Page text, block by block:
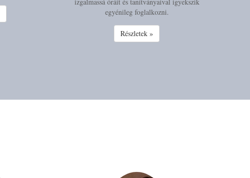
egyénileg foglalkozni.
Részletek »